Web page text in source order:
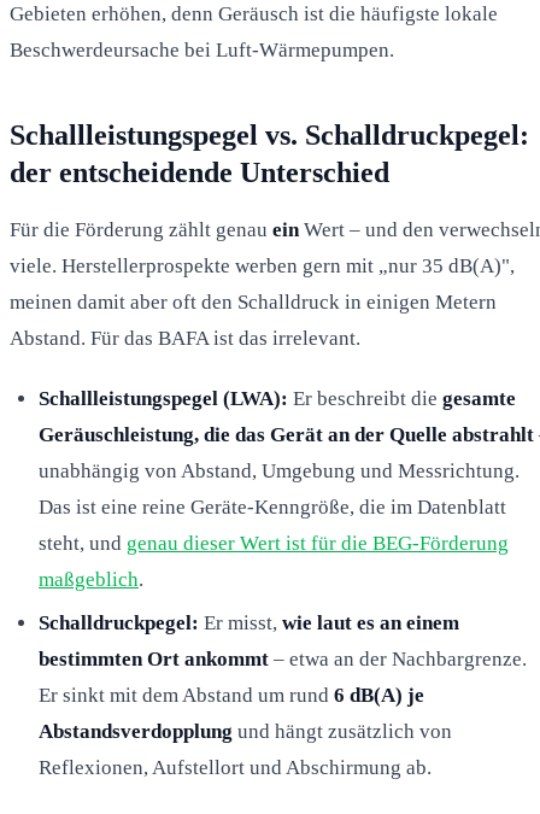
Gebieten erhöhen, denn Geräusch ist die häufigste lokale
Beschwerdeursache bei Luft-Wärmepumpen.
Schallleistungspegel vs. Schalldruckpegel:
der entscheidende Unterschied
Für die Förderung zählt genau ein Wert – und den
viele. Herstellerprospekte werben gern mit „nur 35 dB(A)",
meinen damit aber oft den Schalldruck in einigen Metern
Abstand. Für das BAFA ist das irrelevant.
Schallleistungspegel (LWA): Er beschreibt die gesamte
Geräuschleistung, die das Gerät an der Quelle abstrahlt
unabhängig von Abstand, Umgebung und Messrichtung.
Das ist eine reine Geräte-Kenngröße, die im Datenblatt
steht, und genau dieser Wert ist für die BEG-Förderung
maßgeblich.
Schalldruckpegel: Er misst, wie laut es an einem
bestimmten Ort ankommt – etwa an der Nachbargrenze.
Er sinkt mit dem Abstand um rund 6 dB(A) je
Abstandsverdopplung und hängt zusätzlich von
Reflexionen, Aufstellort und Abschirmung ab.